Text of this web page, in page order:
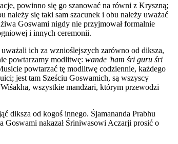
powinno się go szanować na równi z Kryszną;
się taki sam szacunek i obu należy uważać
Goswami nigdy nie przyjmował formalnie
i innych ceremonii.
ich za wznioślejszych zarówno od diksza,
powtarzamy modlitwę: wande 'ham śri guru śri
powtarzać tę modlitwę codziennie, każdego
jest tam Sześciu Goswamich, są wszyscy
wszystkie mandżari, którym przewodzi
diksza od kogoś innego. Śjamananda Prabhu
nakazał Śriniwasowi Aczarji prosić o